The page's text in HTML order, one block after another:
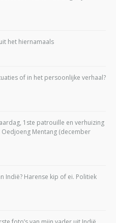
het hiernamaals
of in het persoonlijke verhaal?
1ste patrouille en verhuizing
Mentang (december
Indië? Harense kip of ei. Politiek